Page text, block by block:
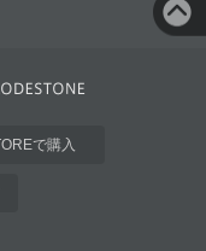
で購入